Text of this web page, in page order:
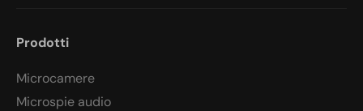
Prodotti
Microcamere
Microspie audio